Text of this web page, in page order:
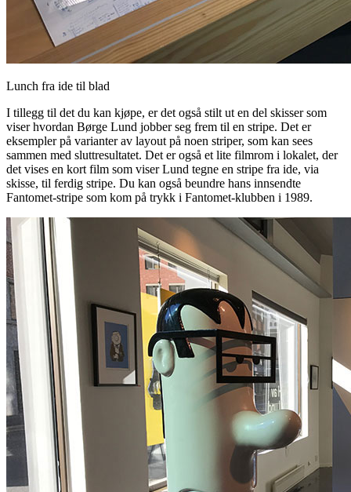
Lunch fra ide til blad
I tillegg til det du kan kjøpe, er det også stilt ut en del skisser som
viser hvordan Børge Lund jobber seg frem til en stripe. Det er
eksempler på varianter av layout på noen striper, som kan sees
sammen med sluttresultatet. Det er også et lite filmrom i lokalet, der
det vises en kort film som viser Lund tegne en stripe fra ide, via
skisse, til ferdig stripe. Du kan også beundre hans innsendte
Fantomet-stripe som kom på trykk i Fantomet-klubben i 1989.